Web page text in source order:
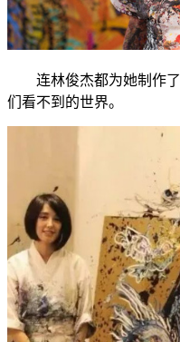
连林俊杰都为她制作
们看不到的世界。